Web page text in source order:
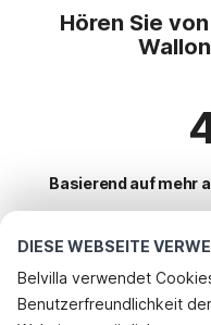
DIESE WEBSEITE
Belvilla verwendet
Benutzerfreundlichkeit
Hören Sie
Basierend auf mehr
Beliebteste
Beliebte Ausstattungen